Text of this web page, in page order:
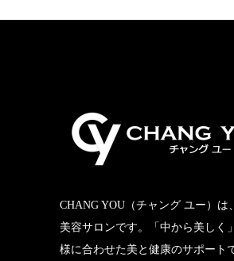
CHANG YOU（チャング ユー）は
美容サロンです。「中から美しく
様に合わせた美と健康のサポート